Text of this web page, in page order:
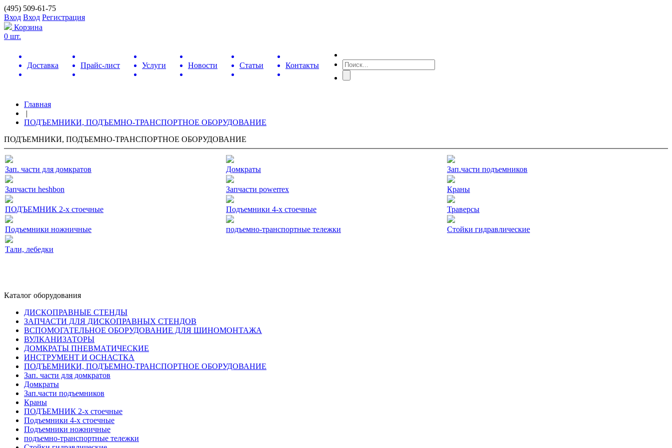
(495) 509-61-75
Вход Вход Регистрация
Корзина
0 шт.
Доставка Прайс-лист Услуги Новости Статьи Контакты
Главная
|
ПОДЪЕМНИКИ, ПОДЪЕМНО-ТРАНСПОРТНОЕ ОБОРУДОВАНИЕ
ПОДЪЕМНИКИ, ПОДЪЕМНО-ТРАНСПОРТНОЕ ОБОРУДОВАНИЕ
Зап. части для домкратов Домкраты Зап.части подъемников
Запчасти heshbon Запчасти powerrex Краны
ПОДЪЕМНИК 2-х стоечные Подъемники 4-х стоечные Траверсы
Подъемники ножничные подъемно-транспортные тележки Стойки гидравлические
Тали, лебедки
Каталог оборудования
ДИСКОПРАВНЫЕ СТЕНДЫ
ЗАПЧАСТИ ДЛЯ ДИСКОПРАВНЫХ СТЕНДОВ
ВСПОМОГАТЕЛЬНОЕ ОБОРУДОВАНИЕ ДЛЯ ШИНОМОНТАЖА
ВУЛКАНИЗАТОРЫ
ДОМКРАТЫ ПНЕВМАТИЧЕСКИЕ
ИНСТРУМЕНТ И ОСНАСТКА
ПОДЪЕМНИКИ, ПОДЪЕМНО-ТРАНСПОРТНОЕ ОБОРУДОВАНИЕ
Зап. части для домкратов
Домкраты
Зап.части подъемников
Краны
ПОДЪЕМНИК 2-х стоечные
Подъемники 4-х стоечные
Подъемники ножничные
подъемно-транспортные тележки